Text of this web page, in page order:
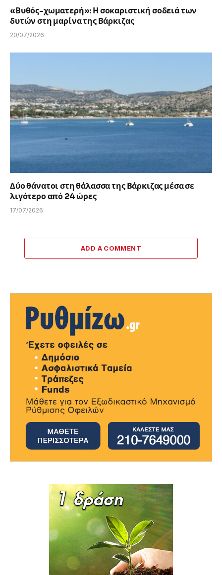
«Βυθός-χωματερή»: Η σοκαριστική σοδειά των
δυτών στη μαρίνα της Βάρκιζας
20/07/2026
Δύο θάνατοι στη θάλασσα της Βάρκιζας μέσα σε
λιγότερο από 24 ώρες
17/07/2026
ADD A COMMENT